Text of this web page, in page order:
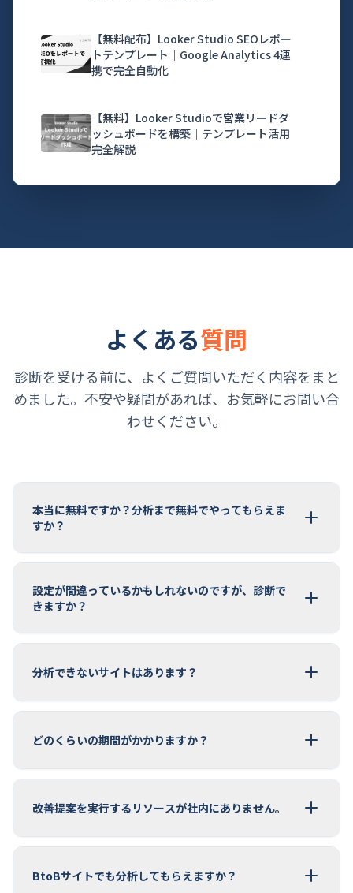
【無料配布】Looker Studio SEOレポー
トテンプレート｜Google Analytics 4連
携で完全自動化
【無料】Looker Studioで営業リードダ
ッシュボードを構築｜テンプレート活用
完全解説
よくある質問
診断を受ける前に、よくご質問いただく内容をまと
めました。 不安や疑問があれば、お気軽にお問い合
わせください。
本当に無料ですか？分析まで無料でやってもらえま
すか？
設定が間違っているかもしれないのですが、診断で
きますか？
分析できないサイトはあります？
どのくらいの期間がかかりますか？
改善提案を実行するリソースが社内にありません。
BtoBサイトでも分析してもらえますか？